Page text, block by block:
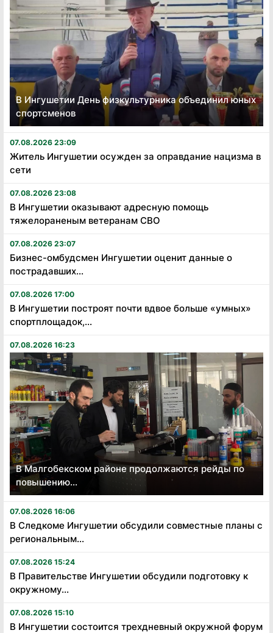
В Ингушетии День физкультурника объединил юных
спортсменов
07.08.2026 23:09
Житель Ингушетии осужден за оправдание нацизма в
сети
07.08.2026 23:08
В Ингушетии оказывают адресную помощь
тяжелораненым ветеранам СВО
07.08.2026 23:07
Бизнес-омбудсмен Ингушетии оценит данные о
пострадавших...
07.08.2026 17:00
В Ингушетии построят почти вдвое больше «умных»
спортплощадок,...
07.08.2026 16:23
В Малгобекском районе продолжаются рейды по
повышению...
07.08.2026 16:06
В Следкоме Ингушетии обсудили совместные планы с
региональным...
07.08.2026 15:24
В Правительстве Ингушетии обсудили подготовку к
окружному...
07.08.2026 15:10
В Ингушетии состоится трехдневный окружной форум